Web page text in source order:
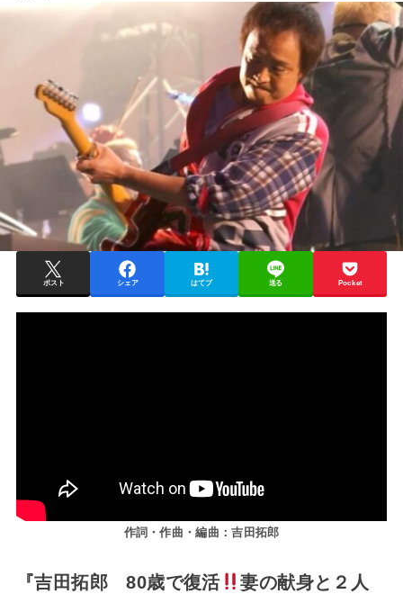
ポスト シェア はてブ 送る Pocket
作詞・作曲・編曲：吉田拓郎
『吉田拓郎 80歳で復活
妻の献身と２人